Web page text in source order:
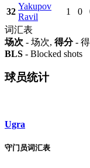
32
Yakupov
Ravil
1 0
词汇表
场次 - 场次, 得分-
BLS - Blocked shots
球员统计
Ugra
守门员词汇表